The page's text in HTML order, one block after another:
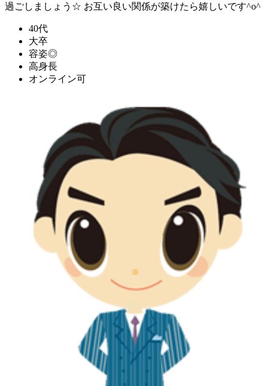
過ごしましょう☆ お互い良い関係が築けたら嬉しいです^o^
40代
大卒
容姿◎
高身長
オンライン可